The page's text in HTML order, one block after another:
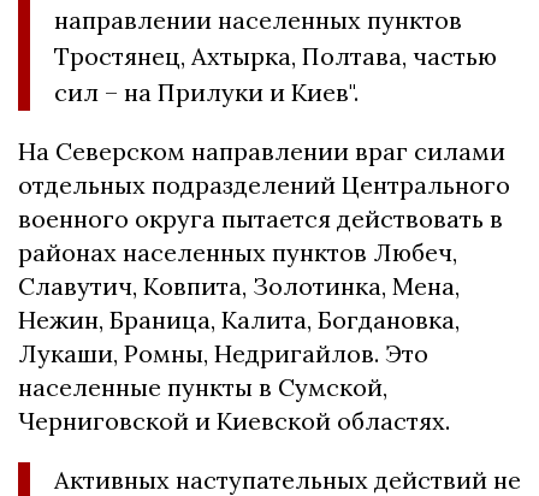
направлении населенных пунктов
Тростянец, Ахтырка, Полтава, частью
сил – на Прилуки и Киев".
На Северском направлении враг силами
отдельных подразделений Центрального
военного округа пытается действовать в
районах населенных пунктов Любеч,
Славутич, Ковпита, Золотинка, Мена,
Нежин, Браница, Калита, Богдановка,
Лукаши, Ромны, Недригайлов. Это
населенные пункты в Сумской,
Черниговской и Киевской областях.
Активных наступательных действий не